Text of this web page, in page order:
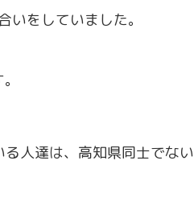
をしていました。
人達は、高知県同士でない